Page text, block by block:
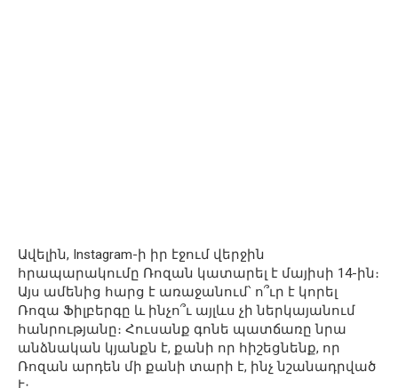
Ավելին, Instagram-ի իր էջում վերջին
հրապարակումը Ռոզան կատարել է մայիսի 14-ին։
Այս ամենից հարց է առաջանում՝ ո՞ւր է կորել
Ռոզա Ֆիլբերգը և ինչո՞ւ այլևս չի ներկայանում
հանրությանը։ Հուսանք գոնե պատճառը նրա
անձնական կյանքն է, քանի որ հիշեցնենք, որ
Ռոզան արդեն մի քանի տարի է, ինչ նշանադրված